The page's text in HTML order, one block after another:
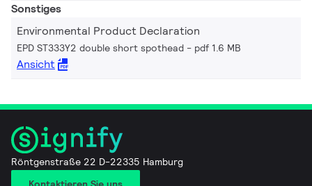
Sonstiges
Environmental Product Declaration
EPD ST333Y2 double short spothead pdf 1.6 MB
Ansicht
Röntgenstraße 22 D-22335 Hamburg